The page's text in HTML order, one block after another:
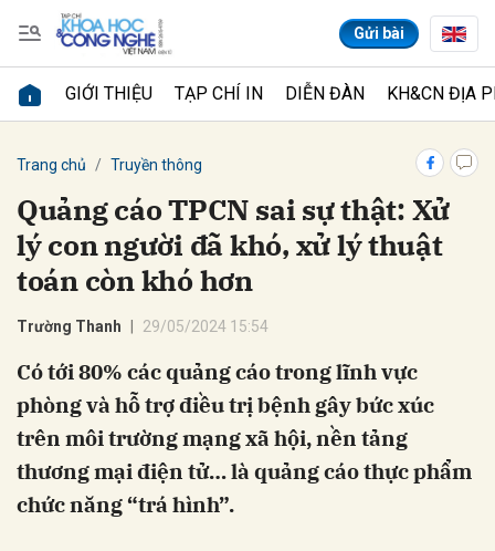
Gửi bài
GIỚI THIỆU TẠP CHÍ IN DIỄN ĐÀN KH&CN ĐỊA
Trang chủ Truyền thông
Quảng cáo TPCN sai sự thật: Xử
lý con người đã khó, xử lý thuật
toán còn khó hơn
Trường Thanh 29/05/2024 15:54
Có tới 80% các quảng cáo trong lĩnh vực
phòng và hỗ trợ điều trị bệnh gây bức xúc
trên môi trường mạng xã hội, nền tảng
thương mại điện tử… là quảng cáo thực phẩm
chức năng “trá hình”.
Gửi bình luận
Hủy Gửi